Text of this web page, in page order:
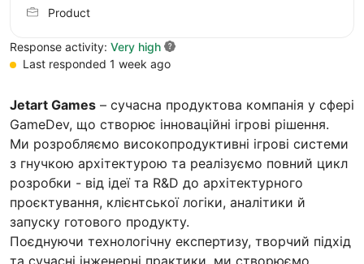
Jetart Games – сучасна продуктова компанія у сфері
GameDev, що створює інноваційні ігрові рішення.
Ми розробляємо високопродуктивні ігрові системи
з гнучкою архітектурою та реалізуємо повний цикл
розробки - від ідеї та R&D до архітектурного
проєктування, клієнтської логіки, аналітики й
запуску готового продукту.
Поєднуючи технологічну експертизу, творчий підхід
та сучасні інженерні практики, ми створюємо
Product
Response activity: Very high
Last responded 1 week ago